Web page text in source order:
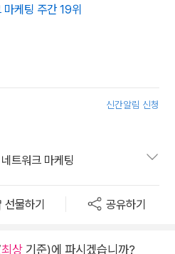
마케팅 주간 19위
신간알림 신청
네트워크 마케팅
선물하기 공유하기
최상 기준)에 파시겠습니까?